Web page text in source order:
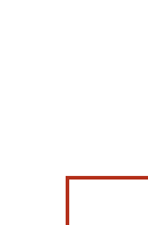
Imagem ©